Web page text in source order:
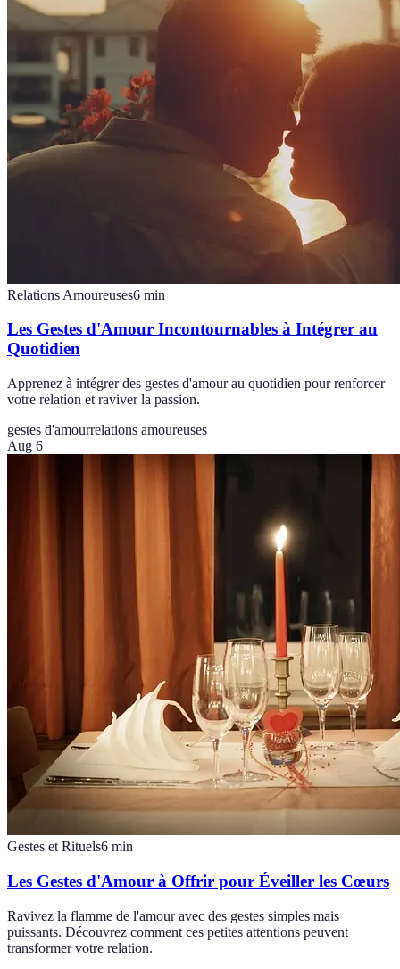
Relations Amoureuses6 min
Les Gestes d'Amour Incontournables à Intégrer au
Quotidien
Apprenez à intégrer des gestes d'amour au quotidien pour renforcer
votre relation et raviver la passion.
gestes d'amourrelations amoureuses
Aug 6
Gestes et Rituels6 min
Les Gestes d'Amour à Offrir pour Éveiller les Cœurs
Ravivez la flamme de l'amour avec des gestes simples mais
puissants. Découvrez comment ces petites attentions peuvent
transformer votre relation.